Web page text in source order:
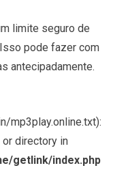
limite seguro de
pode fazer com
antecipadamente.
mp3play.online.txt):
directory in
getlink/index.php